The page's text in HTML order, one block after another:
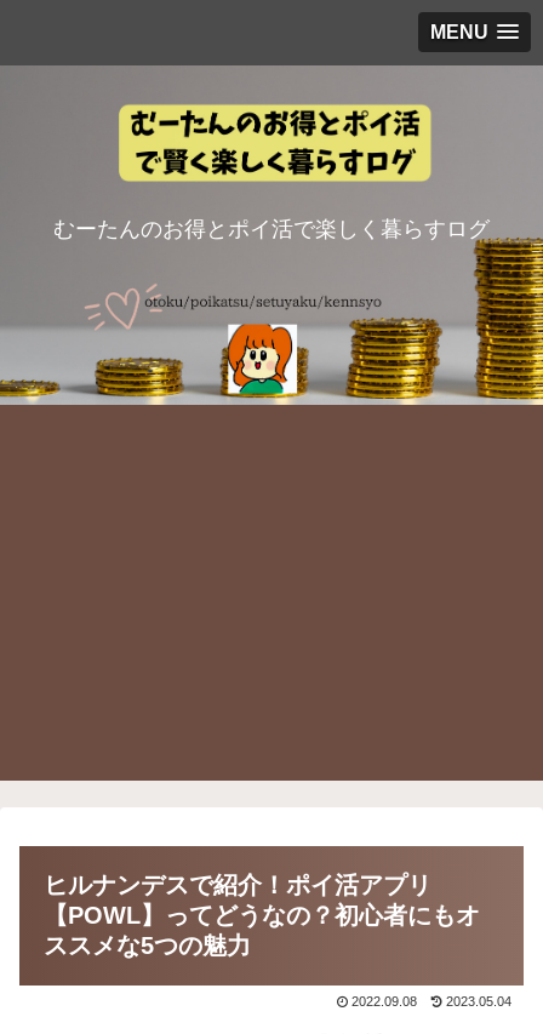
MENU
むーたんのお得とポイ活で楽しく暮らすログ
ヒルナンデスで紹介！ポイ活アプリ
【POWL】ってどうなの？初心者にもオ
ススメな5つの魅力
2022.09.08 2023.05.04